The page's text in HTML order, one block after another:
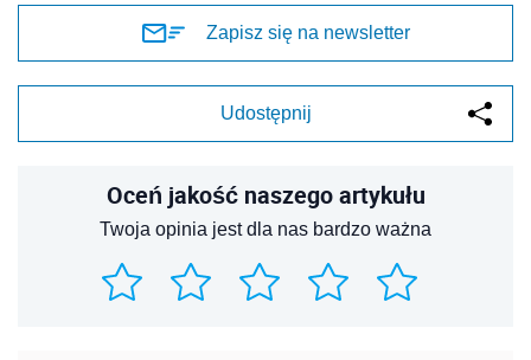
Zapisz się na newsletter
Udostępnij
Oceń jakość naszego artykułu
Twoja opinia jest dla nas bardzo ważna